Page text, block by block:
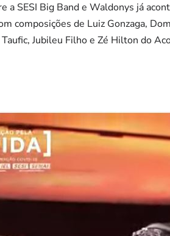
a SESI Big Band e Waldonys já
composições de Luiz Gonzaga,
Taufic, Jubileu Filho e Zé Hilton do